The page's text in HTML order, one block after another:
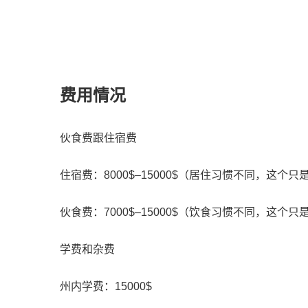
费用情况
伙食费跟住宿费
住宿费：8000$–15000$（居住习惯不同，这个只是
伙食费：7000$–15000$（饮食习惯不同，这个只是
学费和杂费
州内学费：15000$